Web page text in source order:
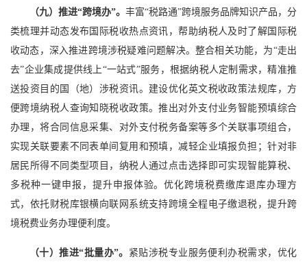
（九）推进“跨境办”。 丰富“税路通”跨境服务品牌知识产品，分
类梳理并动态发布国际税收热点资讯，帮助纳税人及时了解国际税
收动态，深入推进跨境涉税疑难问题解决。整合相关功能，为“走出
去”企业集成提供线上“一站式”服务，根据纳税人定制需求，精准推
送投资目的国（地）涉税资讯。建设优化英文税收政策法规库，方
便跨境纳税人查询知晓税收政策。推出对外支付业务智能预填综合
办理，将合同信息采集、对外支付税务备案等多个关联事项组合，
实现关联要素不同表单间复用和预填，减轻企业填报负担；针对非
居民所得不同类型项目，纳税人通过点击选择即可实现智能算税、
多税种一键申报，提升申报体验。优化跨境税费缴库退库办理方
式，依托财税库银横向联网系统支持跨境全程电子缴退税，提升跨
境税费业务办理便利度。
（十）推进“批量办”。 紧贴涉税专业服务便利办税需求，优化